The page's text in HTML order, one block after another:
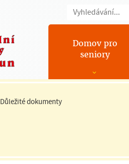
Domov pro
seniory
Důležité dokumenty